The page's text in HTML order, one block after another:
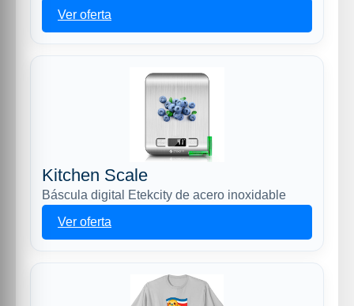
Ver oferta
Kitchen Scale
Báscula digital Etekcity de acero inoxidable
Ver oferta